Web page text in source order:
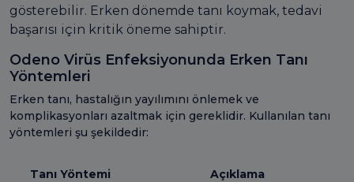
gösterebilir. Erken dönemde tanı koymak, tedavi
başarısı için kritik öneme sahiptir.
Odeno Virüs Enfeksiyonunda Erken Tanı
Yöntemleri
Erken tanı, hastalığın yayılımını önlemek ve
komplikasyonları azaltmak için gereklidir. Kullanılan tanı
yöntemleri şu şekildedir:
Tanı Yöntemi Açıklama